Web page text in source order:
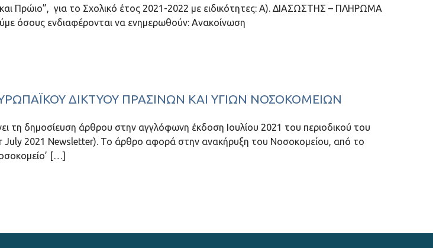
Πρώιο”, για το Σχολικό έτος 2021-2022 με ειδικότητες: Α). ΔΙΑΣΩΣΤΗΣ – ΠΛΗΡΩΜΑ
ενδιαφέρονται να ενημερωθούν: Ανακοίνωση
ΔΙΚΤΎΟΥ ΠΡΆΣΙΝΩΝ ΚΑΙ ΥΓΙΏΝ ΝΟΣΟΚΟΜΕΊΩΝ
τη δημοσίευση άρθρου στην αγγλόφωνη έκδοση Ιουλίου 2021 του περιοδικού του
July 2021 Newsletter). Το άρθρο αφορά στην ανακήρυξη του Νοσοκομείου, από το
[…]